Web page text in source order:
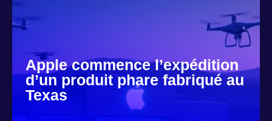
Apple commence l’expédition
d’un produit phare fabriqué au
Texas